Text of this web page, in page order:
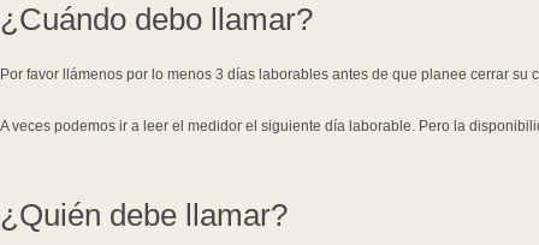
¿Cuándo debo llamar?
Por favor llámenos por lo menos 3 días laborables antes de que planee cerrar su
A veces podemos ir a leer el medidor el siguiente día laborable. Pero la
¿Quién debe llamar?